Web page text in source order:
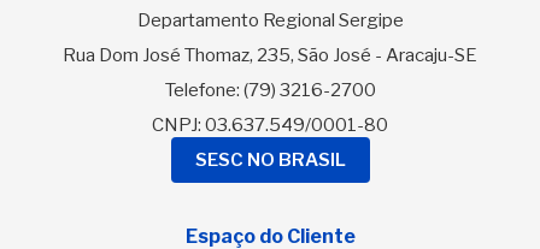
Departamento Regional Sergipe
Rua Dom José Thomaz, 235, São José - Aracaju-SE
Telefone: (79) 3216-2700
CNPJ: 03.637.549/0001-80
SESC NO BRASIL
Espaço do Cliente